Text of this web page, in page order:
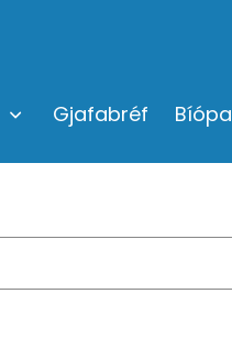
Gjafabréf